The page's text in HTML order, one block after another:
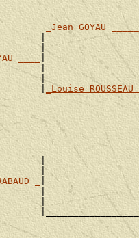
_Jean GOYAU
|
|
____
|
|
|
_Louise ROUSSEAU
|
|
_
|
|